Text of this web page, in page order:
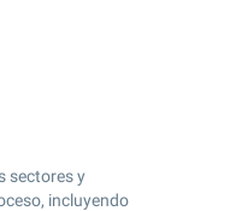
sectores y
incluyendo